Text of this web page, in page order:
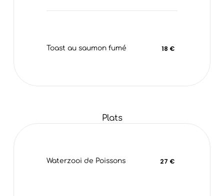
Toast au saumon fumé 18 €
Plats
Waterzooi de Poissons 27 €